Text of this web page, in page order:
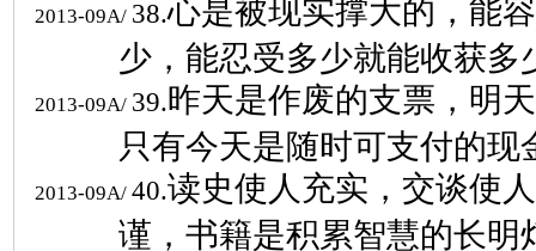
2013-09A/ 38.心是被现实撑大的，能
少，能忍受多少就能收获多
2013-09A/ 39.昨天是作废的支票，明
只有今天是随时可支付的现
2013-09A/ 40.读史使人充实，交谈使
谨，书籍是积累智慧的长明